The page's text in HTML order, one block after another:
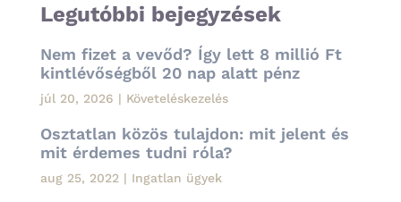
Legutóbbi bejegyzések
Nem fizet a vevőd? Így lett 8 millió Ft
kintlévőségből 20 nap alatt pénz
júl 20, 2026 | Követeléskezelés
Osztatlan közös tulajdon: mit jelent és
mit érdemes tudni róla?
aug 25, 2022 | Ingatlan ügyek